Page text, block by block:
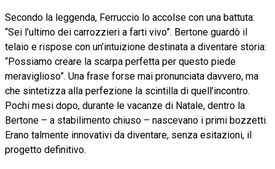
Secondo la leggenda, Ferruccio lo accolse con una battuta:
“Sei l’ultimo dei carrozzieri a farti vivo”. Bertone guardò il
telaio e rispose con un’intuizione destinata a diventare storia:
“Possiamo creare la scarpa perfetta per questo piede
meraviglioso”. Una frase forse mai pronunciata davvero, ma
che sintetizza alla perfezione la scintilla di quell’incontro.
Pochi mesi dopo, durante le vacanze di Natale, dentro la
Bertone – a stabilimento chiuso – nascevano i primi bozzetti.
Erano talmente innovativi da diventare, senza esitazioni, il
progetto definitivo.